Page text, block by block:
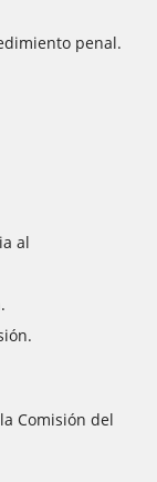
penal.
al
Comisión del